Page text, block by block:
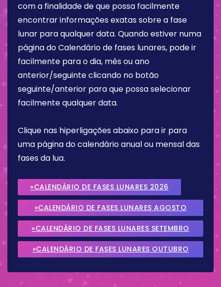
com a finalidade de que possa facilmente
encontrar informações exatas sobre a fase
lunar para qualquer data. Quando estiver numa
página do Calendário de fases lunares, pode ir
facilmente para o dia, mês ou ano
anterior/seguinte clicando no botão
seguinte/anterior para que possa selecionar
facilmente qualquer data.
Clique nas hiperligações abaixo para ir para
uma página do calendário anual ou mensal das
fases da lua.
»CALENDÁRIO DE FASES LUNARES 2026
»CALENDÁRIO DE FASES LUNARES AGOSTO
2026
»CALENDÁRIO DE FASES LUNARES SETEMBRO
2026
»CALENDÁRIO DE FASES LUNARES OUTUBRO